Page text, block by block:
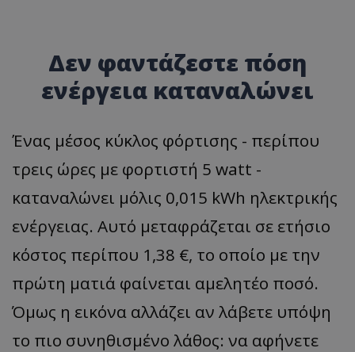
Δεν φαντάζεστε πόση
ενέργεια καταναλώνει
Ένας μέσος κύκλος φόρτισης - περίπου
τρεις ώρες με φορτιστή 5 watt -
καταναλώνει μόλις 0,015 kWh ηλεκτρικής
ενέργειας. Αυτό μεταφράζεται σε ετήσιο
κόστος περίπου 1,38 €, το οποίο με την
πρώτη ματιά φαίνεται αμελητέο ποσό.
Όμως η εικόνα αλλάζει αν λάβετε υπόψη
το πιο συνηθισμένο λάθος: να αφήνετε